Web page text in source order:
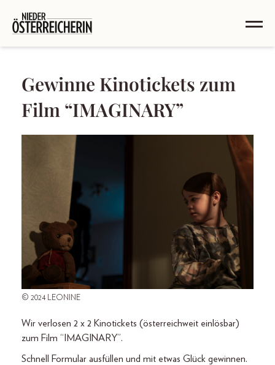
Gewinne Kinotickets zum
Film “IMAGINARY”
© 2024 LEONINE
Wir verlosen 2 x 2 Kinotickets (österreichweit einlösbar)
zum Film “IMAGINARY”.
Schnell Formular ausfüllen und mit etwas Glück gewinnen.